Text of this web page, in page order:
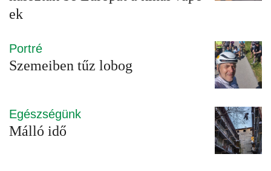
ek
Portré
Szemeiben tűz lobog
Egészségünk
Málló idő